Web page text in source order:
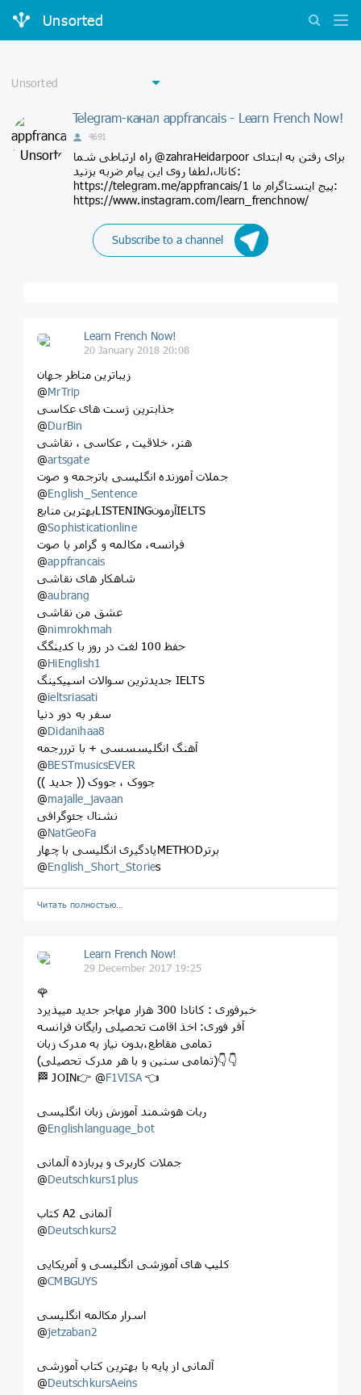
Unsorted
Telegram-канал appfrancais - Learn French Now!
4691
راه ارتباطی شما @zahraHeidarpoor برای رفتن به ابتدای
کانال،لطفا روی این پیام ضربه بزنید:
https://telegram.me/appfrancais/1 پیج اینستاگرام ما:
https://www.instagram.com/learn_frenchnow/
Subscribe to a channel
Learn French Now!
20 January 2018 20:08
زیباترین مناظر جهان
@MrTrip
جذابترین ژست های عکاسی
@DurBin
هنر، خلاقیت , عکاسی ، نقاشی
@artsgate
جملات آموزنده انگلیسی باترجمه و صوت
@English_Sentence
بهترین منابعLISTENINGآزمونIELTS
@Sophisticationline
فرانسه، مکالمه و گرامر با صوت
@appfrancais
شاهکار های نقاشی
@aubrang
عشق من نقاشی
@nimrokhmah
حفظ 100 لغت در روز با کدینگگ
@HiEnglish1
جدیدترین سوالات اسپیکینگ IELTS
@ieltsriasati
سفر به دور دنیا
@Didanihaa8
آهنگ انگلیسسسی + با ترررجمه
@BESTmusicsEVER
جووک ، جووک (( جدید ))
@majalle_javaan
نشنال جئوگرافی
@NatGeoFa
یادگیری انگلیسی با چهارMETHODبرتر
@English_Short_Stories
Читать полностью…
Learn French Now!
29 December 2017 19:25
🌹
خبرفوری : کانادا 300 هزار مهاجر جدید میپذیرد
آفر فوری: اخذ اقامت تحصیلی رایگان فرانسه
تمامی مقاطع،بدون نیاز به مدرک زبان
(تمامی سنین و با هر مدرک تحصیلی)👇👇
🏁 JOIN👉 @F1VISA 👈
ربات هوشمند آموزش زبان انگلیسی
@Englishlanguage_bot
جملات کاربری و پربازده آلمانی
@Deutschkurs1plus
کتاب A2 آلمانی
@Deutschkurs2
کلیپ های آموزشی انگلیسی و آمریکایی
@CMBGUYS
اسرار مکالمه انگلیسی
@jetzaban2
آلمانی از پایه با بهترین کتاب آموزشی
@DeutschkursAeins